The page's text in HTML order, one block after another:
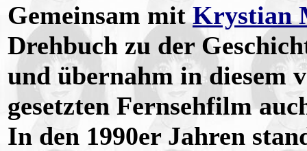
Gemeinsam mit Krystian
Drehbuch zu der
und übernahm in diesem
gesetzten Fernsehfilm
In den 1990er Jahren